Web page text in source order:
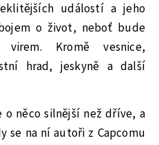
událostí a jeho
o život, neboť bude
virem. Kromě vesnice,
hrad, jeskyně a další
o něco silnější než dříve, a
se na ní autoři z Capcomu